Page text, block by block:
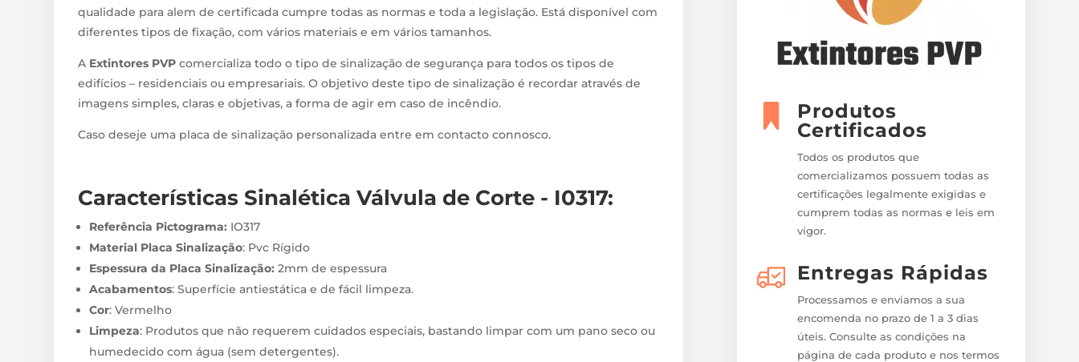
qualidade para alem de certificada cumpre todas as normas e toda a legislação. Está disponível com
diferentes tipos de fixação, com vários materiais e em vários tamanhos.
A Extintores PVP comercializa todo o tipo de sinalização de segurança para todos os tipos de
edifícios – residenciais ou empresariais. O objetivo deste tipo de sinalização é recordar através de
imagens simples, claras e objetivas, a forma de agir em caso de incêndio.
Caso deseje uma placa de sinalização personalizada entre em contacto connosco.
Características Sinalética Válvula de Corte - I0317:
Referência Pictograma: IO317
Material Placa Sinalização: Pvc Rígido
Espessura da Placa Sinalização: 2mm de espessura
Acabamentos: Superfície antiestática e de fácil limpeza.
Cor: Vermelho
Limpeza: Produtos que não requerem cuidados especiais, bastando limpar com um pano seco ou
humedecido com água (sem detergentes).
Produtos
Certificados
Todos os produtos que
comercializamos possuem todas as
certificações legalmente exigidas e
cumprem todas as normas e leis em
vigor.
Entregas Rápidas
Processamos e enviamos a sua
encomenda no prazo de 1 a 3 dias
úteis. Consulte as condições na
página de cada produto e nos termos